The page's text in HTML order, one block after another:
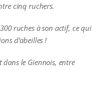
cinq ruchers.
ruches à son actif, ce qui
d’abeilles !
le Giennois, entre